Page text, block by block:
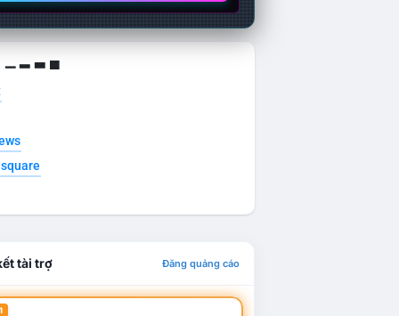
▁ ▂ ▃ ▄
tài trợ Đăng quảng cáo